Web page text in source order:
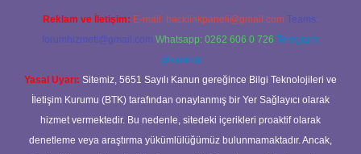
Reklam ve İletişim: E-mail: backlinkpaneli@gmail.com Teams:
forumhizmeti@gmail.com Whatsapp: 0262 606 0 726 Telegram:
@karabul
Yasal Uyarı: Sitemiz, 5651 Sayılı Kanun gereğince Bilgi Teknolojileri ve
İletişim Kurumu (BTK) tarafından onaylanmış bir Yer Sağlayıcı olarak
hizmet vermektedir. Bu nedenle, sitedeki içerikleri proaktif olarak
denetleme veya araştırma yükümlülüğümüz bulunmamaktadır. Ancak,